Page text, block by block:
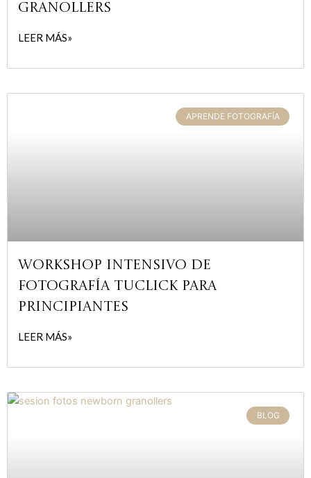
Granollers
LEER MÁS»
APRENDE FOTOGRAFÍA
WORKSHOP INTENSIVO DE
FOTOGRAFÍA TUCLICK PARA
PRINCIPIANTES
LEER MÁS»
BLOG